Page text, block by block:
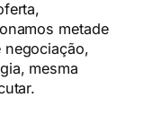
metade
mesma